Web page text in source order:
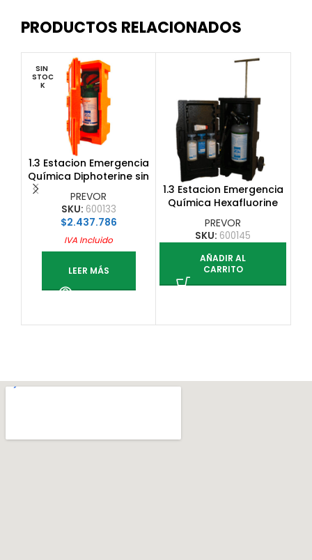
PRODUCTOS RELACIONADOS
SIN
STOC
K
1.3 Estacion Emergencia
Química Diphoterine sin
ruedas
PREVOR
SKU: 600133
$2.437.786
IVA Incluido
LEER MÁS
1.3 Estacion Emergencia
Química Hexafluorine
PREVOR
SKU: 600145
AÑADIR AL
CARRITO